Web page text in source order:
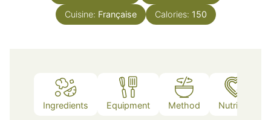
Cuisine: Française Calories: 150
Ingredients Equipment Method Nutrition